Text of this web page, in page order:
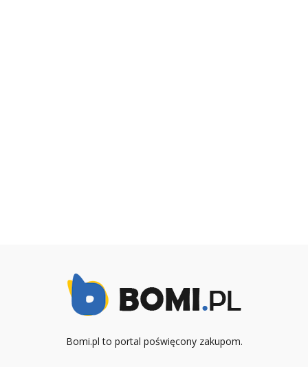
Bomi.pl to portal poświęcony zakupom.